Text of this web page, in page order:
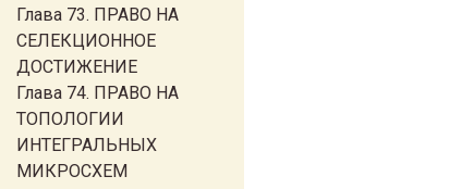
Глава 73. ПРАВО НА
СЕЛЕКЦИОННОЕ
ДОСТИЖЕНИЕ
Глава 74. ПРАВО НА
ТОПОЛОГИИ
ИНТЕГРАЛЬНЫХ
МИКРОСХЕМ